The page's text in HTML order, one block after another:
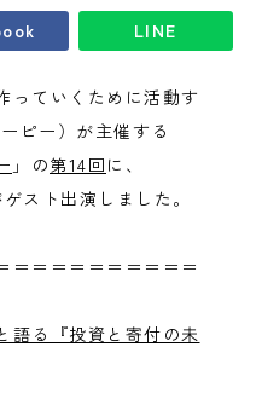
LINE
っていくために活動す
ピー）が主催する
」の第14回 に、
スト出演しました。
＝＝＝＝＝＝＝＝＝＝
語る『投資と寄付の未